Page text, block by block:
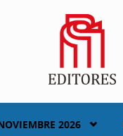
2026